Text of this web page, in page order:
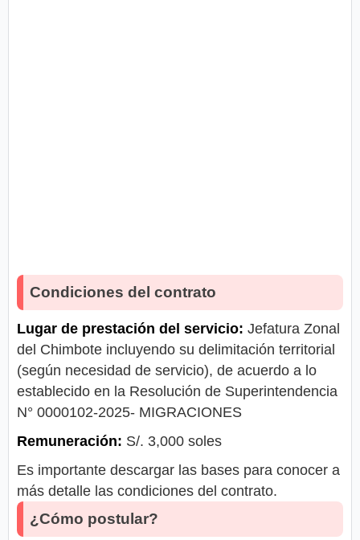
Condiciones del contrato
Lugar de prestación del servicio: Jefatura Zonal
del Chimbote incluyendo su delimitación territorial
(según necesidad de servicio), de acuerdo a lo
establecido en la Resolución de Superintendencia
N° 0000102-2025- MIGRACIONES
Remuneración: S/. 3,000 soles
Es importante descargar las bases para conocer a
más detalle las condiciones del contrato.
¿Cómo postular?